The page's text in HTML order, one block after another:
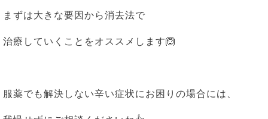
まずは大きな要因から消去法で
治療していくことをオススメします🙆
服薬でも解決しない辛い症状にお困りの場合には、